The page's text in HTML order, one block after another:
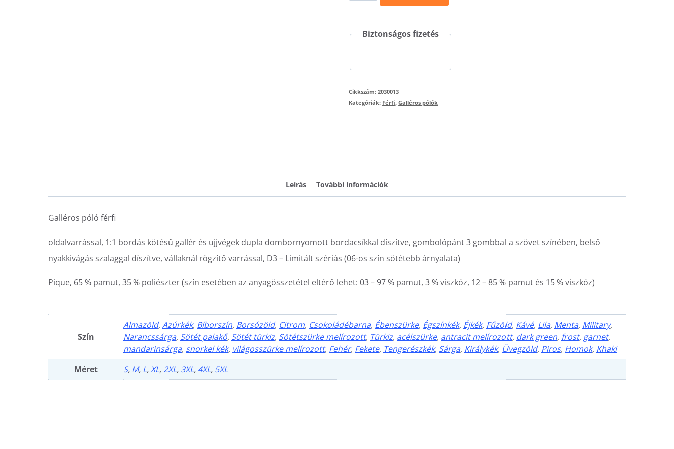
Polo
mennyiség
Biztonságos fizetés
Cikkszám:2030013
Kategóriák: Férfi,Galléros pólók
Leírás További információk
Galléros póló férfi
oldalvarrással, 1:1 bordás kötésű gallér és ujjvégek dupla dombornyomott bordacsíkkal díszítve, gombolópánt 3 gombbal a szövet színében, belső
nyakkivágás szalaggal díszítve, vállaknál rögzítő varrással, D3 – Limitált szériás (06-os szín sötétebb árnyalata)
Pique, 65 % pamut, 35 % poliészter (szín esetében az anyagösszetétel eltérő lehet: 03 – 97 % pamut, 3 % viszkóz, 12 – 85 % pamut és 15 % viszkóz)
Szín
Almazöld,Azúrkék, Bíborszín, Borsózöld, Citrom, Csokoládébarna, Ébenszürke, Égszínkék, Éjkék, Fűzöld, Kávé, Lila, Menta, Military,
Narancssárga, Sötét palakő, Sötét türkiz, Sötétszürke melírozott, Türkiz, acélszürke, antracit melírozott, dark green, frost, garnet,
mandarinsárga, snorkel kék, világosszürke melírozott, Fehér, Fekete, Tengerészkék, Sárga, Királykék, Üvegzöld, Piros, Homok, Khaki
Méret
S, M, L,XL, 2XL, 3XL, 4XL, 5XL